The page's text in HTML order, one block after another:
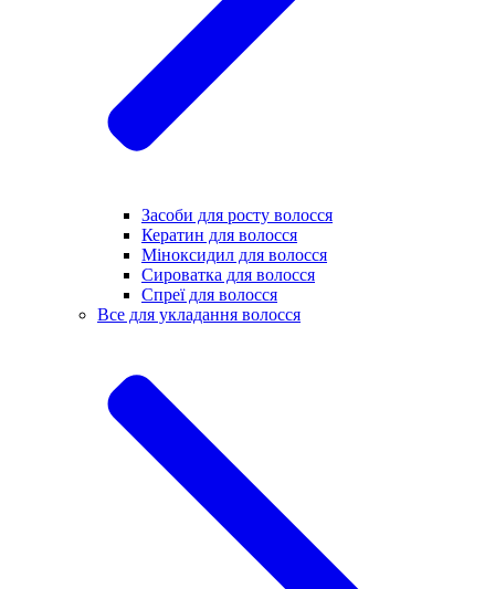
Засоби для росту волосся
Кератин для волосся
Міноксидил для волосся
Сироватка для волосся
Спреї для волосся
Все для укладання волосся